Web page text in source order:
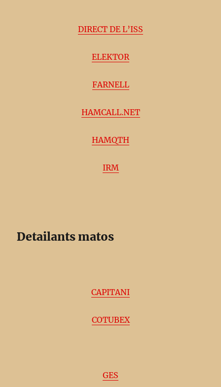
DIRECT DE L’ISS
ELEKTOR
FARNELL
HAMCALL.NET
HAMQTH
IRM
Detailants matos
CAPITANI
COTUBEX
GES